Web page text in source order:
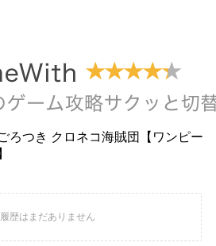
ろつき クロネコ海賊団【ワンピー